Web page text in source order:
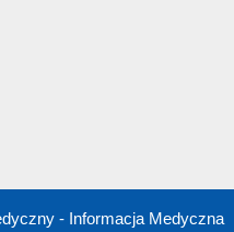
- Informacja Medyczna